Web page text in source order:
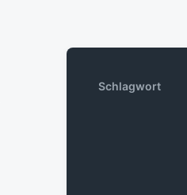
Schlagwort